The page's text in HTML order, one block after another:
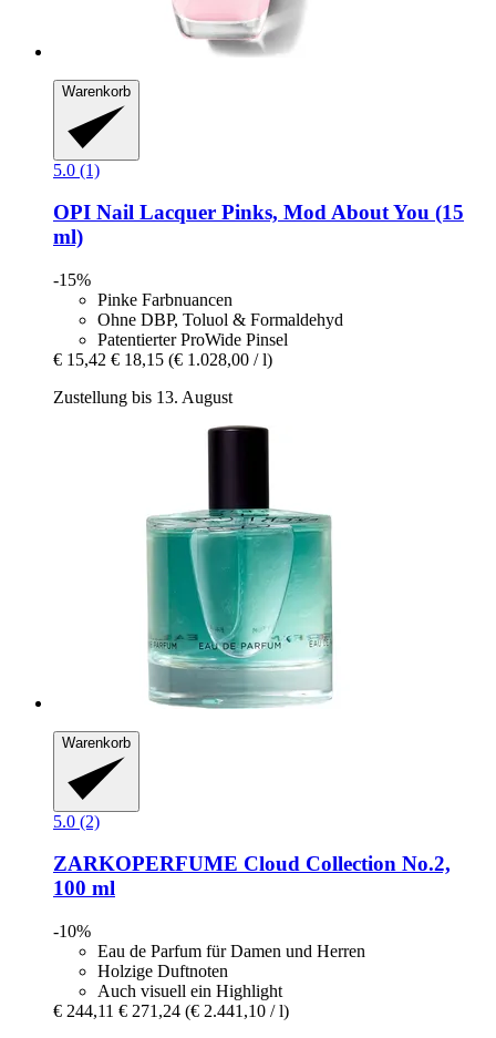
Warenkorb
5.0 (1)
OPI Nail Lacquer Pinks, Mod About You (15
ml)
-15%
Pinke Farbnuancen
Ohne DBP, Toluol & Formaldehyd
Patentierter ProWide Pinsel
€ 15,42 € 18,15 (€ 1.028,00 / l)
Zustellung bis 13. August
Warenkorb
5.0 (2)
ZARKOPERFUME Cloud Collection No.2,
100 ml
-10%
Eau de Parfum für Damen und Herren
Holzige Duftnoten
Auch visuell ein Highlight
€ 244,11 € 271,24 (€ 2.441,10 / l)